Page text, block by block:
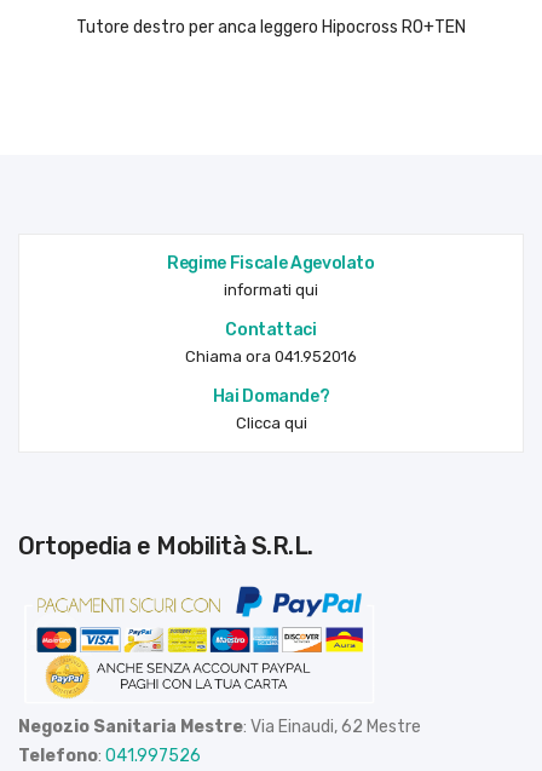
Tutore destro per anca leggero Hipocross RO+TEN
Regime Fiscale Agevolato
informati qui
Contattaci
Chiama ora 041.952016
Hai Domande?
Clicca qui
Ortopedia e Mobilità S.R.L.
Negozio Sanitaria Mestre: Via Einaudi, 62 Mestre
Telefono: 041.997526